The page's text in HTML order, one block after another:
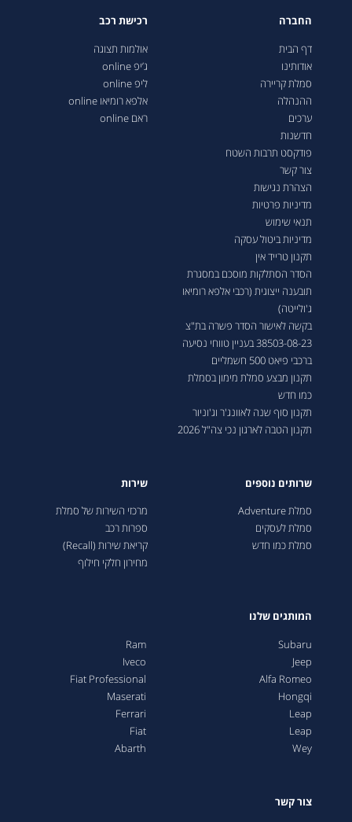
החברה
דף הבית
אודותינו
סמלת קריירה
ההנהלה
ערכים
חדשנות
פודקסט תרבות השטח
צור קשר
הצהרת נגישות
מדיניות פרטיות
תנאי שימוש
מדיניות ביטול עסקה
תקנון טרייד אין
הסדר הסתלקות מוסכם במסגרת
תובענה ייצוגית (רכבי אלפא רומיאו
ג'ולייטה)
בקשה לאישור הסדר פשרה בת"צ
38503-08-23 בעניין טווחי נסיעה
ברכבי פיאט 500 חשמליים
תקנון מבצע סמלת מימון בסמלת
כמו חדש
תקנון סוף שנה לאוונג'ר וג'וניור
תקנון הטבה לארגון נכי צה"ל 2026
רכישת רכב
אולמות תצוגה
ג’יפ online
ליפ online
אלפא רומיאו online
ראם online
שרותים נוספים
סמלת Adventure
סמלת לעסקים
סמלת כמו חדש
שירות
מרכזי השירות של סמלת
ספרות רכב
קריאת שירות (Recall)
מחירון חלקי חילוף
המותגים שלנו
Subaru
Jeep
Alfa Romeo
Hongqi
Leap
Leap
Wey
Ram
Iveco
Fiat Professional
Maserati
Ferrari
Fiat
Abarth
צור קשר